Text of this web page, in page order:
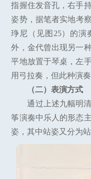
指握住发音孔，右手
姿势，据笔者实地考
琤尼（见图25）的演
外，金代曾出现另一
平地放置于琴桌，左
用弓拉奏，但此种演
（二）表演方式
通过上述九幅明
筝演奏中乐人的形态
姿，其中站姿又分为